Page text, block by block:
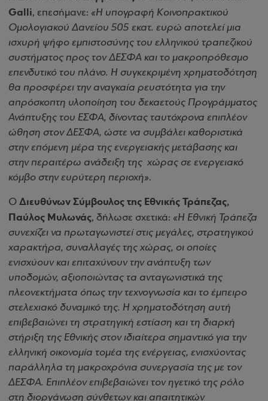
Galli, επεσήμανε: «Η υπογραφή Κοινοπρακτικού
Ομολογιακού Δανείου 505 εκατ. ευρώ αποτελεί μια
ισχυρή ψήφο εμπιστοσύνης του ελληνικού τραπεζικού
συστήματος προς τον ΔΕΣΦΑ και το μακροπρόθεσμο
επενδυτικό του πλάνο. Η συγκεκριμένη χρηματοδότηση
θα προσφέρει την αναγκαία ρευστότητα για την
απρόσκοπτη υλοποίηση του δεκαετούς Προγράμματος
Ανάπτυξης του ΕΣΦΑ, δίνοντας ταυτόχρονα επιπλέον
ώθηση στον ΔΕΣΦΑ, ώστε να συμβάλει καθοριστικά
στην επόμενη μέρα της ενεργειακής μετάβασης και
στην περαιτέρω ανάδειξη της χώρας σε ενεργειακό
κόμβο στην ευρύτερη περιοχή».
Ο Διευθύνων Σύμβουλος της Εθνικής Τράπεζας,
Παύλος Μυλωνάς, δήλωσε σχετικά: «Η Εθνική Τράπεζα
συνεχίζει να πρωταγωνιστεί στις μεγάλες, στρατηγικού
χαρακτήρα, συναλλαγές της χώρας, οι οποίες
ενισχύουν και επιταχύνουν την ανάπτυξη των
υποδομών, αξιοποιώντας τα ανταγωνιστικά της
πλεονεκτήματα όπως την τεχνογνωσία και το έμπειρο
στελεχιακό δυναμικό της. Η χρηματοδότηση αυτή
επιβεβαιώνει τη στρατηγική εστίαση και τη διαρκή
στήριξη της Εθνικής στον ιδιαίτερα σημαντικό για την
ελληνική οικονομία τομέα της ενέργειας, ενισχύοντας
παράλληλα τη μακροχρόνια συνεργασία της με τον
ΔΕΣΦΑ. Επιπλέον επιβεβαιώνει τον ηγετικό της ρόλο
στη διοργάνωση σύνθετων και απαιτητικών